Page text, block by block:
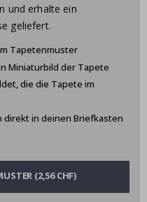
und erhalte ein
geliefert.
Tapetenmuster
Miniaturbild der Tapete
die die Tapete im
direkt in deinen Briefkasten
KAUFE TAPETENMUSTER (2,56 CHF)